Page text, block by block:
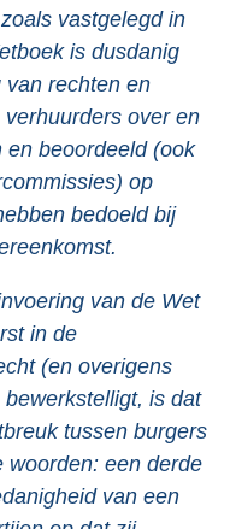
vastgelegd in
is dusdanig
van rechten en
over en
en beoordeeld (ook
op
bedoeld bij
van de Wet
in de
(en overigens
is dat
tussen burgers
woorden: een derde
van een